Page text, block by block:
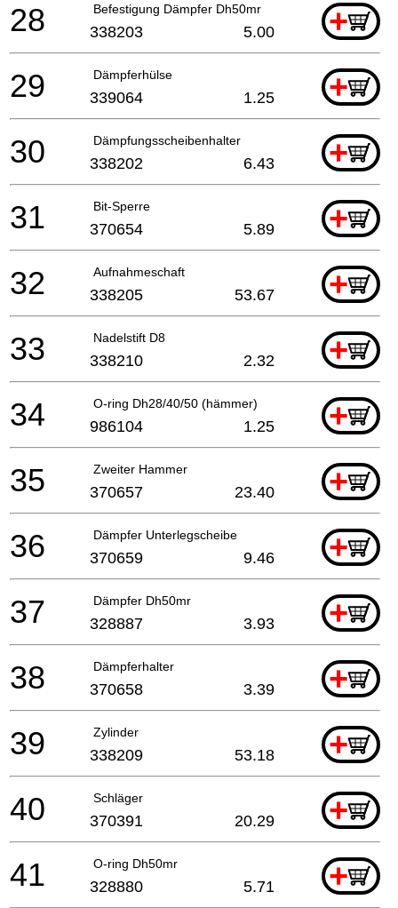
Befestigung Dämpfer Dh50mr +
28 338203 5.00
Dämpferhülse +
29 339064 1.25
Dämpfungsscheibenhalter +
30 338202 6.43
Bit-Sperre +
31 370654 5.89
Aufnahmeschaft +
32 338205 53.67
Nadelstift D8 +
33 338210 2.32
O-ring Dh28/40/50 (hämmer) +
34 986104 1.25
Zweiter Hammer +
35 370657 23.40
Dämpfer Unterlegscheibe +
36 370659 9.46
Dämpfer Dh50mr +
37 328887 3.93
Dämpferhalter +
38 370658 3.39
Zylinder +
39 338209 53.18
Schläger +
40 370391 20.29
O-ring Dh50mr +
41 328880 5.71